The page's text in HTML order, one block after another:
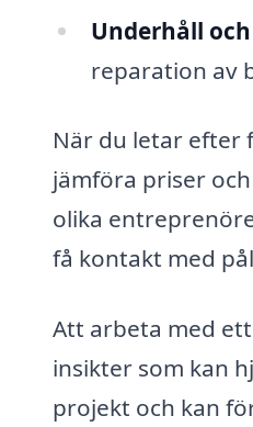
Underhåll
reparation av
När du letar efter
jämföra priser
olika
få kontakt med
Att arbeta med
insikter som kan
projekt och kan